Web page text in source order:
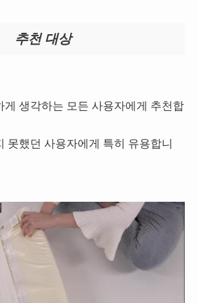
추천 대상
게 생각하는 모든 사용자에게 추천합
못했던 사용자에게 특히 유용합니